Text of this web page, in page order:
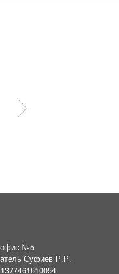
Корм для цихлид
офис №5
Суфиев Р.Р.